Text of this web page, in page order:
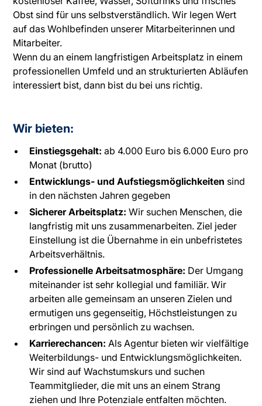
Obst sind für uns selbstverständlich. Wir legen Wert
auf das Wohlbefinden unserer Mitarbeiterinnen und
Mitarbeiter.
Wenn du an einem langfristigen Arbeitsplatz in einem
professionellen Umfeld und an strukturierten Abläufen
interessiert bist, dann bist du bei uns richtig.
Wir bieten:
Einstiegsgehalt: ab 4.000 Euro bis 6.000 Euro pro
Monat (brutto)
Entwicklungs- und Aufstiegsmöglichkeiten sind
in den nächsten Jahren gegeben
Sicherer Arbeitsplatz: Wir suchen Menschen, die
langfristig mit uns zusammenarbeiten. Ziel jeder
Einstellung ist die Übernahme in ein unbefristetes
Arbeitsverhältnis.
Professionelle Arbeitsatmosphäre: Der Umgang
miteinander ist sehr kollegial und familiär. Wir
arbeiten alle gemeinsam an unseren Zielen und
ermutigen uns gegenseitig, Höchstleistungen zu
erbringen und persönlich zu wachsen.
Karrierechancen: Als Agentur bieten wir vielfältige
Weiterbildungs- und Entwicklungsmöglichkeiten.
Wir sind auf Wachstumskurs und suchen
Teammitglieder, die mit uns an einem Strang
ziehen und Ihre Potenziale entfalten möchten.